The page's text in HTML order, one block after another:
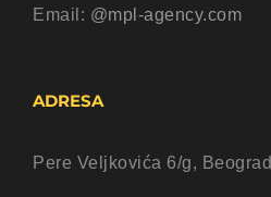
Email: @mpl-agency.com
ADRESA
Pere Veljkovića 6/g, Beograd